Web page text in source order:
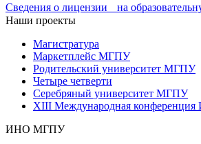
Сведения о лицензии на
Наши проекты
Магистратура
Маркетплейс МГПУ
Родительский университет МГПУ
Четыре четверти
Серебряный университет МГПУ
XIII Международная
ИНО МГПУ